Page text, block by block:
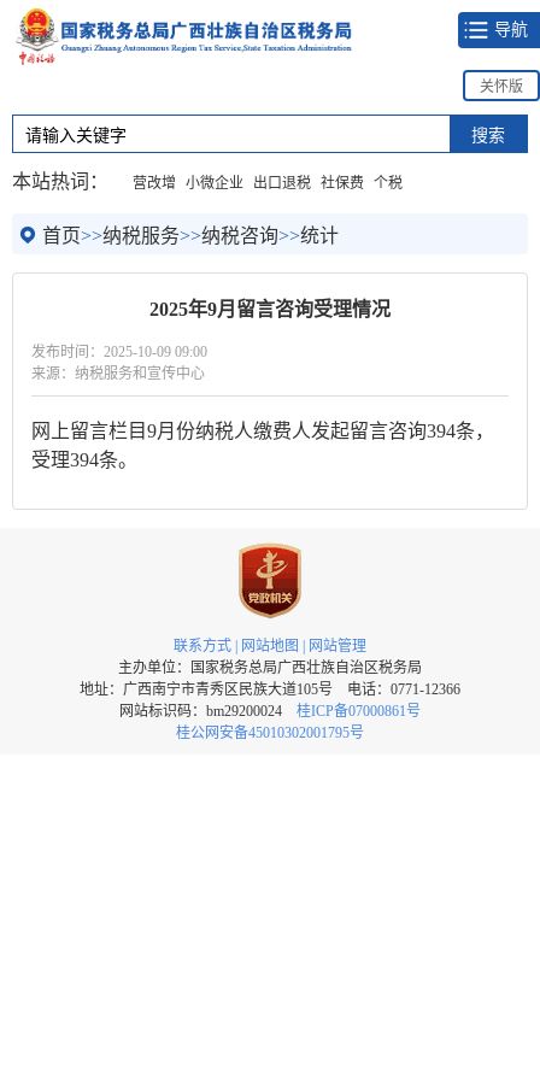
导航
关怀版
本站热词： 营改增 小微企业 出口退税 社保费 个税
首页>>纳税服务>>纳税咨询>>统计
2025年9月留言咨询受理情况
发布时间：2025-10-09 09:00
来源：纳税服务和宣传中心
网上留言栏目9月份纳税人缴费人发起留言咨询394条，
受理394条。
联系方式 | 网站地图 | 网站管理
主办单位：国家税务总局广西壮族自治区税务局
地址：广西南宁市青秀区民族大道105号 电话：0771-12366
网站标识码：bm29200024 桂ICP备07000861号
桂公网安备45010302001795号